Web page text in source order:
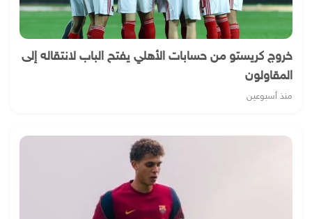
خروج كريستو من حسابات الأهلي يفتح الباب لانتقاله إلى
المقاولون
منذ أسبوعين